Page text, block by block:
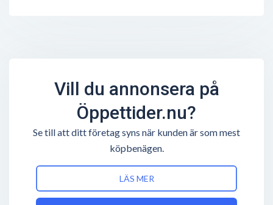
Vill du annonsera på
Öppettider.nu?
Se till att ditt företag syns när kunden är som mest
köpbenägen.
LÄS MER